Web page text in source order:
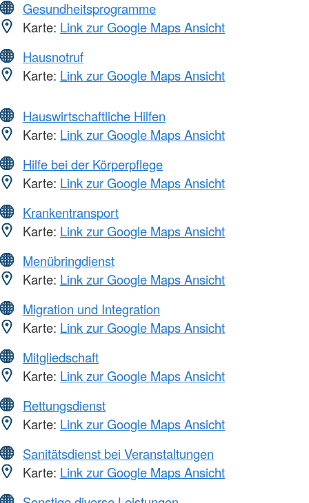
Gesundheitsprogramme
Karte: Link zur Google Maps Ansicht
Hausnotruf
Karte: Link zur Google Maps Ansicht
Hauswirtschaftliche Hilfen
Karte: Link zur Google Maps Ansicht
Hilfe bei der Körperpflege
Karte: Link zur Google Maps Ansicht
Krankentransport
Karte: Link zur Google Maps Ansicht
Menübringdienst
Karte: Link zur Google Maps Ansicht
Migration und Integration
Karte: Link zur Google Maps Ansicht
Mitgliedschaft
Karte: Link zur Google Maps Ansicht
Rettungsdienst
Karte: Link zur Google Maps Ansicht
Sanitätsdienst bei Veranstaltungen
Karte: Link zur Google Maps Ansicht